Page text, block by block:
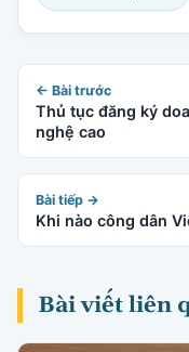
← Bài trước
Thủ tục đăng ký
nghệ cao
Bài tiếp →
Khi nào công dân
Bài viết liên